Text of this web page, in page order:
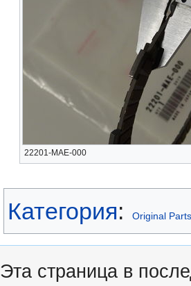
22201-MAE-000
Категория: Original
Эта страница в